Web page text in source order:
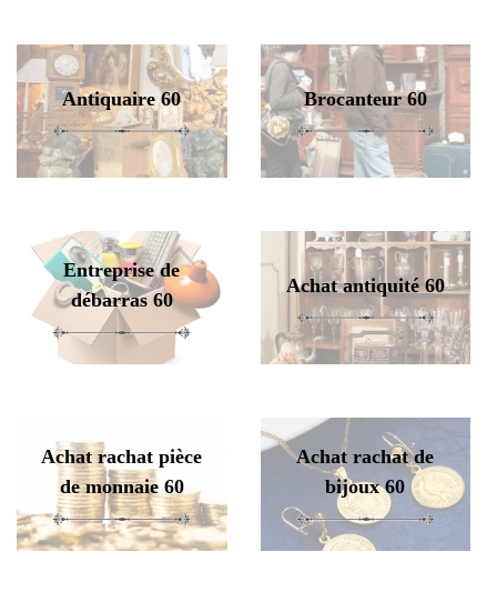
Antiquaire 60 Brocanteur 60
Entreprise de
débarras 60
Achat antiquité 60
Achat rachat pièce
de monnaie 60
Achat rachat de
bijoux 60